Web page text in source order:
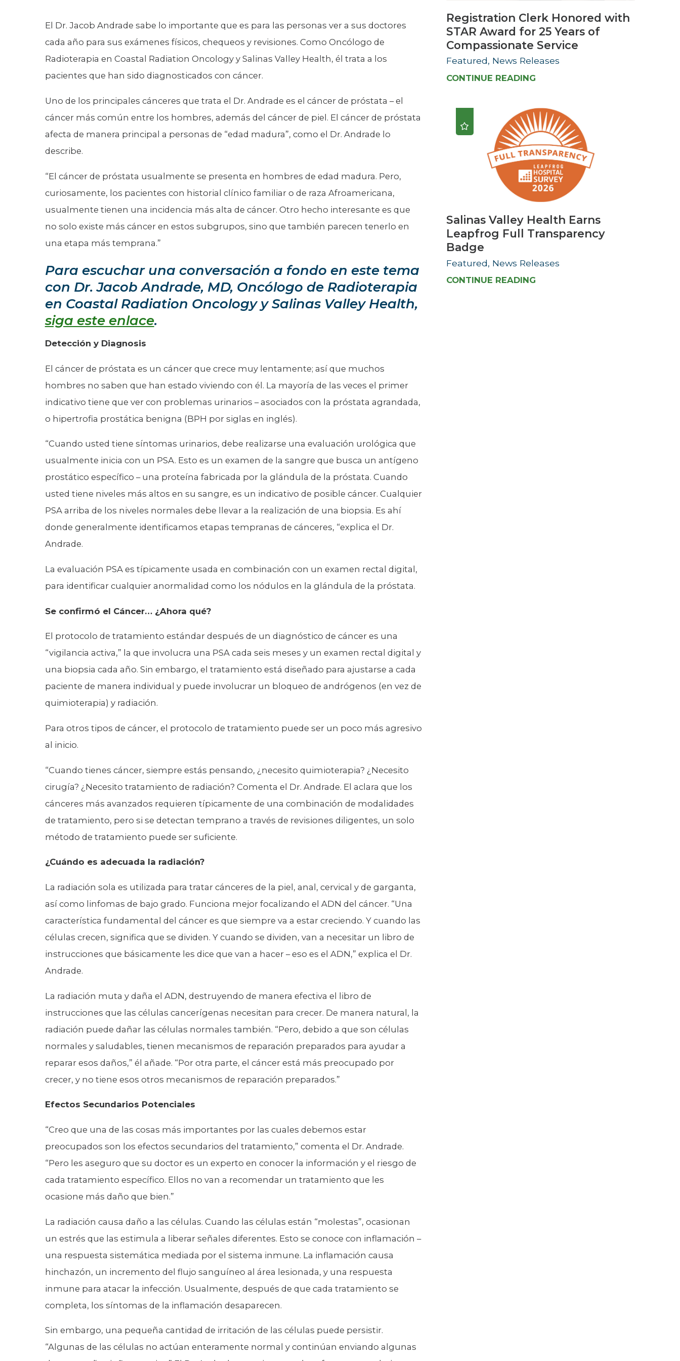
El Dr. Jacob Andrade sabe lo importante que es para las personas ver a sus doctores
cada año para sus exámenes físicos, chequeos y revisiones. Como Oncólogo de
Radioterapia en Coastal Radiation Oncology y Salinas Valley Health, él trata a los
pacientes que han sido diagnosticados con cáncer.
Uno de los principales cánceres que trata el Dr. Andrade es el cáncer de próstata – el
cáncer más común entre los hombres, además del cáncer de piel. El cáncer de próstata
afecta de manera principal a personas de “edad madura”, como el Dr. Andrade lo
describe.
“El cáncer de próstata usualmente se presenta en hombres de edad madura. Pero,
curiosamente, los pacientes con historial clínico familiar o de raza Afroamericana,
usualmente tienen una incidencia más alta de cáncer. Otro hecho interesante es que
no solo existe más cáncer en estos subgrupos, sino que también parecen tenerlo en
una etapa más temprana.”
Para escuchar una conversación a fondo en este tema
con Dr. Jacob Andrade, MD, Oncólogo de Radioterapia
en Coastal Radiation Oncology y Salinas Valley Health,
siga este enlace.
Detección y Diagnosis
El cáncer de próstata es un cáncer que crece muy lentamente; así que muchos
hombres no saben que han estado viviendo con él. La mayoría de las veces el primer
indicativo tiene que ver con problemas urinarios – asociados con la próstata agrandada,
o hipertrofia prostática benigna (BPH por siglas en inglés).
“Cuando usted tiene síntomas urinarios, debe realizarse una evaluación urológica que
usualmente inicia con un PSA. Esto es un examen de la sangre que busca un antígeno
prostático específico – una proteína fabricada por la glándula de la próstata. Cuando
usted tiene niveles más altos en su sangre, es un indicativo de posible cáncer. Cualquier
PSA arriba de los niveles normales debe llevar a la realización de una biopsia. Es ahí
donde generalmente identificamos etapas tempranas de cánceres, “explica el Dr.
Andrade.
La evaluación PSA es típicamente usada en combinación con un examen rectal digital,
para identificar cualquier anormalidad como los nódulos en la glándula de la próstata.
Se confirmó el Cáncer… ¿Ahora qué?
El protocolo de tratamiento estándar después de un diagnóstico de cáncer es una
“vigilancia activa,” la que involucra una PSA cada seis meses y un examen rectal digital y
una biopsia cada año. Sin embargo, el tratamiento está diseñado para ajustarse a cada
paciente de manera individual y puede involucrar un bloqueo de andrógenos (en vez de
quimioterapia) y radiación.
Para otros tipos de cáncer, el protocolo de tratamiento puede ser un poco más agresivo
al inicio.
“Cuando tienes cáncer, siempre estás pensando, ¿necesito quimioterapia? ¿Necesito
cirugía? ¿Necesito tratamiento de radiación? Comenta el Dr. Andrade. El aclara que los
cánceres más avanzados requieren típicamente de una combinación de modalidades
de tratamiento, pero si se detectan temprano a través de revisiones diligentes, un solo
método de tratamiento puede ser suficiente.
¿Cuándo es adecuada la radiación?
La radiación sola es utilizada para tratar cánceres de la piel, anal, cervical y de garganta,
así como linfomas de bajo grado. Funciona mejor focalizando el ADN del cáncer. “Una
característica fundamental del cáncer es que siempre va a estar creciendo. Y cuando las
células crecen, significa que se dividen. Y cuando se dividen, van a necesitar un libro de
instrucciones que básicamente les dice que van a hacer – eso es el ADN,” explica el Dr.
Andrade.
La radiación muta y daña el ADN, destruyendo de manera efectiva el libro de
instrucciones que las células cancerígenas necesitan para crecer. De manera natural, la
radiación puede dañar las células normales también. “Pero, debido a que son células
normales y saludables, tienen mecanismos de reparación preparados para ayudar a
reparar esos daños,” él añade. “Por otra parte, el cáncer está más preocupado por
crecer, y no tiene esos otros mecanismos de reparación preparados.”
Efectos Secundarios Potenciales
“Creo que una de las cosas más importantes por las cuales debemos estar
preocupados son los efectos secundarios del tratamiento,” comenta el Dr. Andrade.
“Pero les aseguro que su doctor es un experto en conocer la información y el riesgo de
cada tratamiento específico. Ellos no van a recomendar un tratamiento que les
ocasione más daño que bien.”
La radiación causa daño a las células. Cuando las células están “molestas”, ocasionan
un estrés que las estimula a liberar señales diferentes. Esto se conoce con inflamación –
una respuesta sistemática mediada por el sistema inmune. La inflamación causa
hinchazón, un incremento del flujo sanguíneo al área lesionada, y una respuesta
inmune para atacar la infección. Usualmente, después de que cada tratamiento se
completa, los síntomas de la inflamación desaparecen.
Sin embargo, una pequeña cantidad de irritación de las células puede persistir.
“Algunas de las células no actúan enteramente normal y continúan enviando algunas
Registration Clerk Honored with
STAR Award for 25 Years of
Compassionate Service
Featured, News Releases
CONTINUE READING
Salinas Valley Health Earns
Leapfrog Full Transparency
Badge
Featured, News Releases
CONTINUE READING